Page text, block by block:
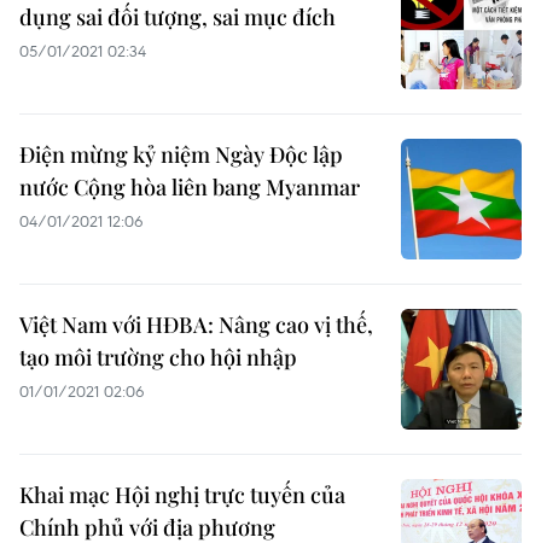
dụng sai đối tượng, sai mục đích
05/01/2021 02:34
Điện mừng kỷ niệm Ngày Độc lập
nước Cộng hòa liên bang Myanmar
04/01/2021 12:06
Việt Nam với HĐBA: Nâng cao vị thế,
tạo môi trường cho hội nhập
01/01/2021 02:06
Khai mạc Hội nghị trực tuyến của
Chính phủ với địa phương